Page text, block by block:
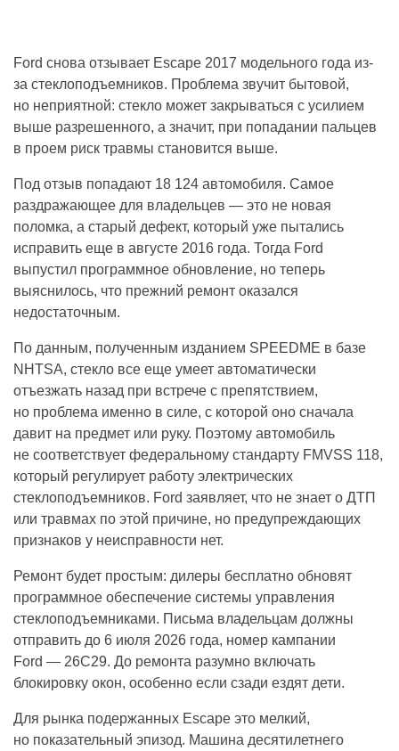
Ford снова отзывает Escape 2017 модельного года из-
за стеклоподъемников. Проблема звучит бытовой,
но неприятной: стекло может закрываться с усилием
выше разрешенного, а значит, при попадании пальцев
в проем риск травмы становится выше.
Под отзыв попадают 18 124 автомобиля. Самое
раздражающее для владельцев — это не новая
поломка, а старый дефект, который уже пытались
исправить еще в августе 2016 года. Тогда Ford
выпустил программное обновление, но теперь
выяснилось, что прежний ремонт оказался
недостаточным.
По данным, полученным изданием SPEEDME в базе
NHTSA, стекло все еще умеет автоматически
отъезжать назад при встрече с препятствием,
но проблема именно в силе, с которой оно сначала
давит на предмет или руку. Поэтому автомобиль
не соответствует федеральному стандарту FMVSS 118,
который регулирует работу электрических
стеклоподъемников. Ford заявляет, что не знает о ДТП
или травмах по этой причине, но предупреждающих
признаков у неисправности нет.
Ремонт будет простым: дилеры бесплатно обновят
программное обеспечение системы управления
стеклоподъемниками. Письма владельцам должны
отправить до 6 июля 2026 года, номер кампании
Ford — 26C29. До ремонта разумно включать
блокировку окон, особенно если сзади ездят дети.
Для рынка подержанных Escape это мелкий,
но показательный эпизод. Машина десятилетнего